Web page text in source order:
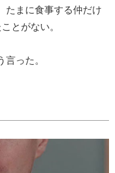
たまに食事する仲だけ
とがない。
った。